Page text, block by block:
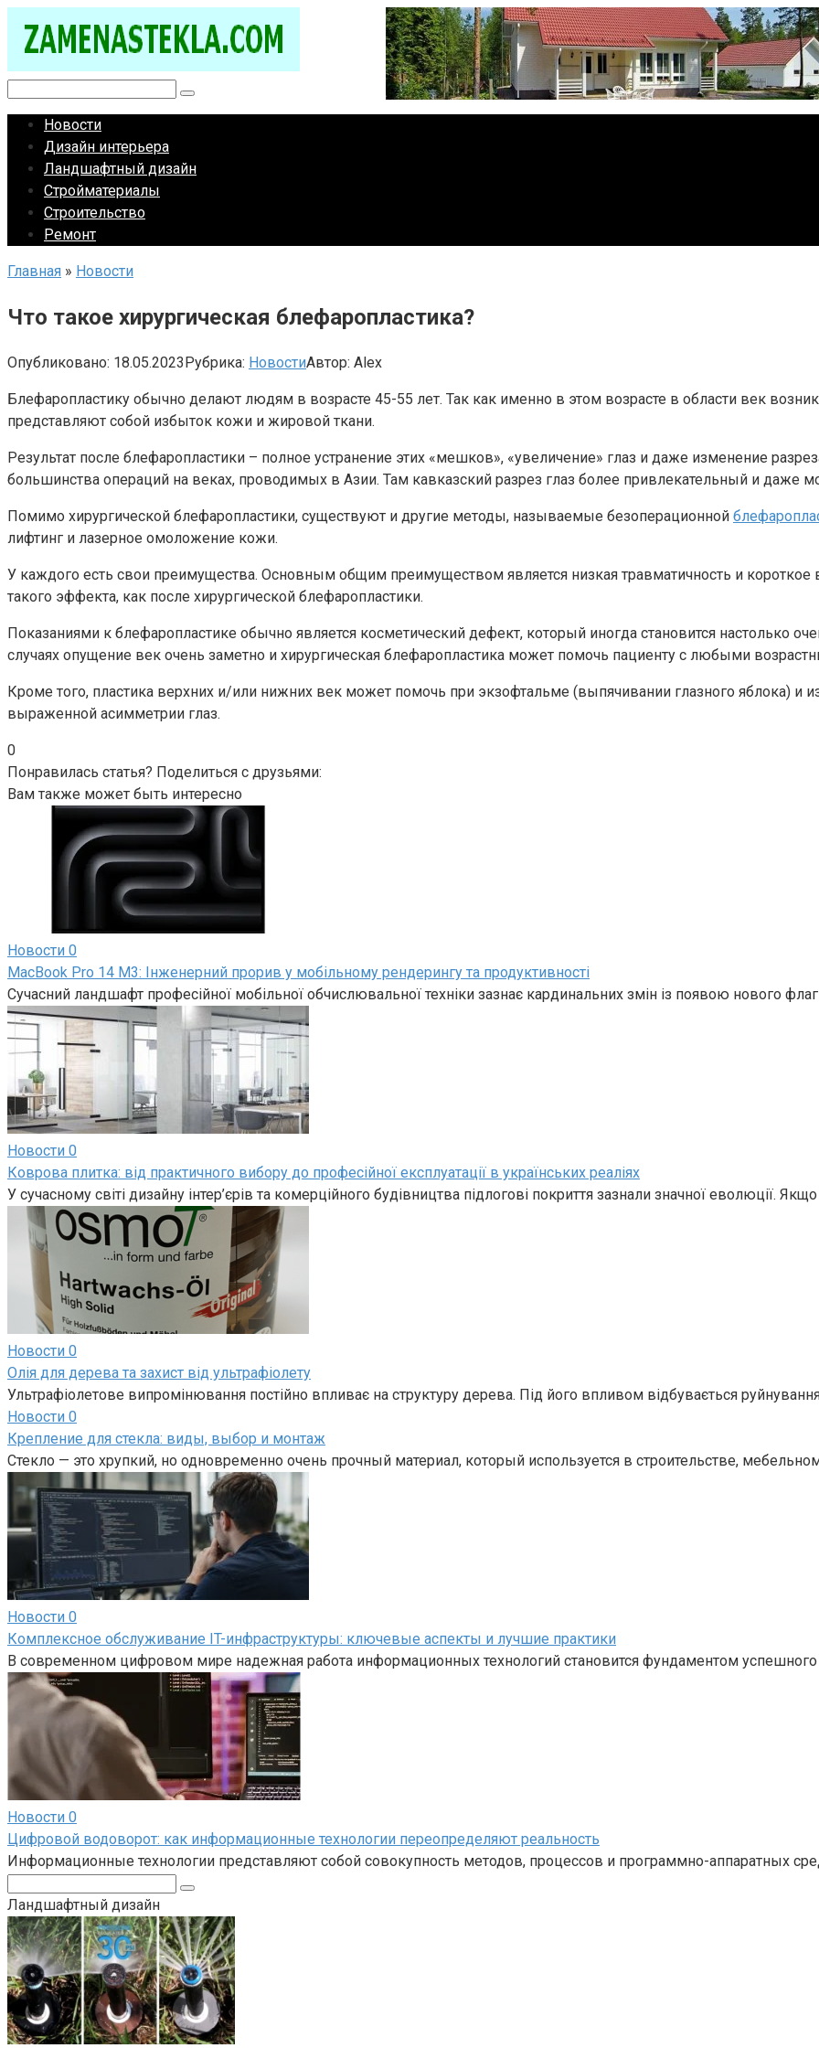
Новости
Дизайн интерьера
Ландшафтный дизайн
Стройматериалы
Строительство
Ремонт
Главная » Новости
Что такое хирургическая блефаропластика?
Опубликовано: 18.05.2023Рубрика: НовостиАвтор: Alex
Блефаропластику обычно делают людям в возрасте 45-55 лет. Так как именно в этом возрасте в области век
представляют собой избыток кожи и жировой ткани.
Результат после блефаропластики – полное устранение этих «мешков», «увеличение» глаз и даже изменение
большинства операций на веках, проводимых в Азии. Там кавказский разрез глаз более привлекательный и даже
Помимо хирургической блефаропластики, существуют и другие методы, называемые безоперационной
лифтинг и лазерное омоложение кожи.
У каждого есть свои преимущества. Основным общим преимуществом является низкая травматичность и короткое
такого эффекта, как после хирургической блефаропластики.
Показаниями к блефаропластике обычно является косметический дефект, который иногда становится настолько
случаях опущение век очень заметно и хирургическая блефаропластика может помочь пациенту с любыми
Кроме того, пластика верхних и/или нижних век может помочь при экзофтальме (выпячивании глазного яблока) и
выраженной асимметрии глаз.
0
Понравилась статья? Поделиться с друзьями:
Вам также может быть интересно
Новости 0
MacBook Pro 14 M3: Інженерний прорив у мобільному рендерингу та продуктивності
Сучасний ландшафт професійної мобільної обчислювальної техніки зазнає кардинальних змін із появою нового
Новости 0
Коврова плитка: від практичного вибору до професійної експлуатації в українських реаліях
У сучасному світі дизайну інтер’єрів та комерційного будівництва підлогові покриття зазнали значної еволюції. Якщо
Новости 0
Олія для дерева та захист від ультрафіолету
Ультрафіолетове випромінювання постійно впливає на структуру дерева. Під його впливом відбувається
Новости 0
Крепление для стекла: виды, выбор и монтаж
Стекло — это хрупкий, но одновременно очень прочный материал, который используется в строительстве,
Новости 0
Комплексное обслуживание IT-инфраструктуры: ключевые аспекты и лучшие практики
В современном цифровом мире надежная работа информационных технологий становится фундаментом
Новости 0
Цифровой водоворот: как информационные технологии переопределяют реальность
Информационные технологии представляют собой совокупность методов, процессов и программно-аппаратных
Ландшафтный дизайн